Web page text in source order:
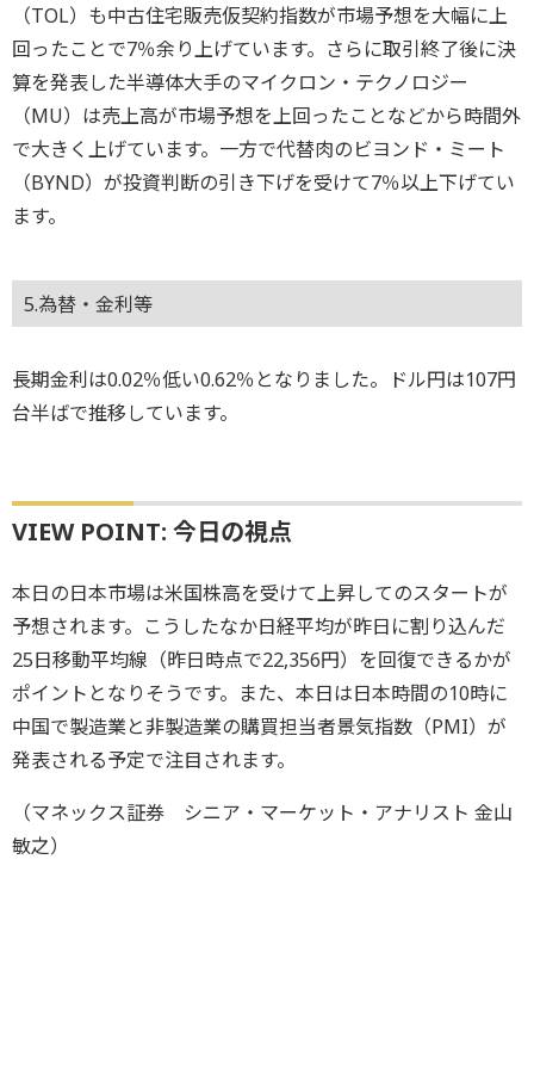
（TOL）も中古住宅販売仮契約指数が市場予想を大幅に上
回ったことで7％余り上げています。さらに取引終了後に決
算を発表した半導体大手のマイクロン・テクノロジー
（MU）は売上高が市場予想を上回ったことなどから時間外
で大きく上げています。一方で代替肉のビヨンド・ミート
（BYND）が投資判断の引き下げを受けて7％以上下げてい
ます。
5.為替・金利等
長期金利は0.02％低い0.62％となりました。ドル円は107円
台半ばで推移しています。
VIEW POINT: 今日の視点
本日の日本市場は米国株高を受けて上昇してのスタートが
予想されます。こうしたなか日経平均が昨日に割り込んだ
25日移動平均線（昨日時点で22,356円）を回復できるかが
ポイントとなりそうです。また、本日は日本時間の10時に
中国で製造業と非製造業の購買担当者景気指数（PMI）が
発表される予定で注目されます。
（マネックス証券 シニア・マーケット・アナリスト 金山
敏之）